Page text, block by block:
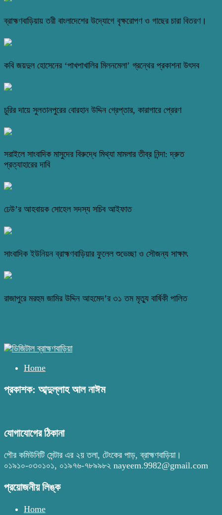
ব্রাহ্মণবাড়িয়ায় তরী বাংলাদেশের উদ্যোগে বৃক্ষরোপণ ও গাছের চারা বিতরণ।
কবি জয়দুল হোসেনের ‘পাখপাখালির মিলনমেলা’ গ্রন্থের প্রকাশনা উৎসব
চুরির দায়ে সুলতানপুরের বোরহান উদ্দিন গ্রেপ্তার, কারাগারে প্রেরণ
সরাইলে সাংবাদিক মাসুদের বিরুদ্ধে মিথ্যা মামলার তীব্র নিন্দা: দ্রুত
প্রত্যাহারের দাবি
ঢেউ’র আহবায়ক সোহেল সদস্য সচিব আইফাত
সাংবাদিক ইউনিয়ন ব্রাহ্মণবাড়িয়ার ফুলেল শুভেচ্ছা ও সৌজন্য সাক্ষাৎ
রাজাপুরে মরহুম জামির উদ্দিন আহমেদ’র ৩১ তম মৃত্যু বার্ষিকী পালিত
Home
প্রকাশক: আব্দুল্লাহ আল নাঈম
যোগাযোগের ঠিকানা
পৌর কমিউনিটি সেন্টার এর ২য় তলা, টেংকের পাড়, ব্রাহ্মণবাড়িয়া।
০১৯১০-০৩০১০১, ০১৯৭৬-৭৮৯৯৮২ nayeem.9982@gmail.com
প্রয়োজনীয় লিঙ্ক
Home